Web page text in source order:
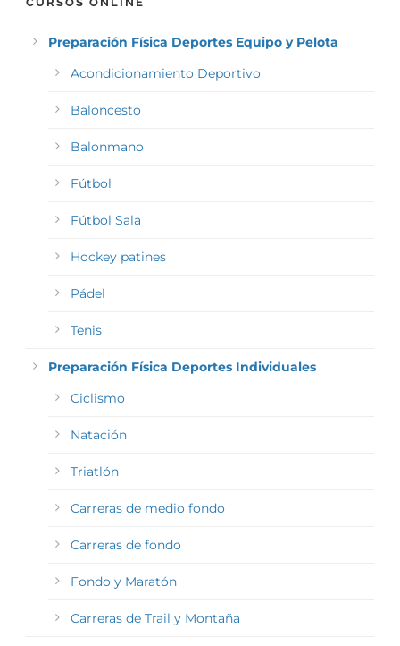
Preparación Física Deportes Equipo y Pelota
Acondicionamiento Deportivo
Baloncesto
Balonmano
Fútbol
Fútbol Sala
Hockey patines
Pádel
Tenis
Preparación Física Deportes Individuales
Ciclismo
Natación
Triatlón
Carreras de medio fondo
Carreras de fondo
Fondo y Maratón
Carreras de Trail y Montaña